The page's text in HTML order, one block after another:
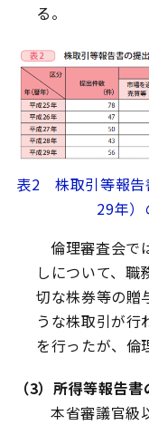
る。
表2 株取引等報告
29年）
倫理審査会で
しについて、職
切な株券等の贈
うな株取引が行
を行ったが、倫
（3）所得等報告
本省審議官級